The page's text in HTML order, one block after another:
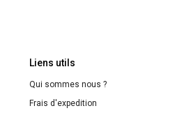
Liens utils
Qui sommes nous ?
Frais d'expedition